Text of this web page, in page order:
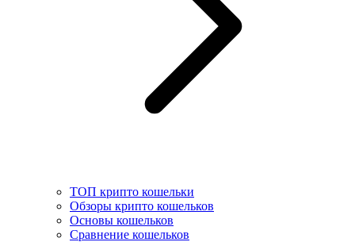
ТОП крипто кошельки
Обзоры крипто кошельков
Основы кошельков
Сравнение кошельков